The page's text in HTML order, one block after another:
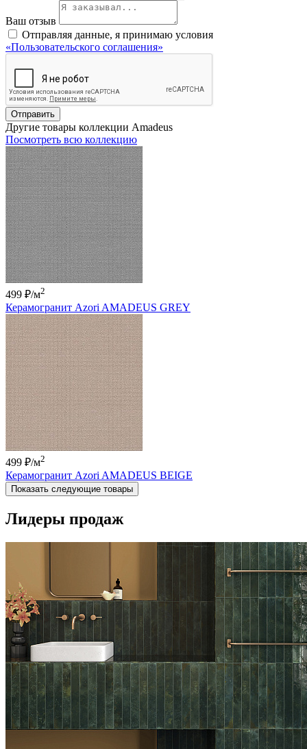
Ваш отзыв
Отправляя данные, я принимаю условия
«Пользовательского соглашения»
Отправить
Другие товары коллекции Amadeus
Посмотреть всю коллекцию
499 ₽/м2
Керамогранит Azori AMADEUS GREY
499 ₽/м2
Керамогранит Azori AMADEUS BEIGE
Показать следующие товары
Лидеры продаж